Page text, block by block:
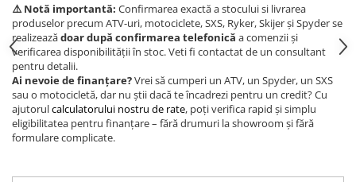
⚠️ Notă importantă: Confirmarea exactă a stocului si livrarea
produselor precum ATV-uri, motociclete, SXS, Ryker, Skijer și Spyder se
realizeazădoar după confirmarea telefonică a comenzii și
verificarea disponibilității în stoc. Veti fi contactat de un consultant
pentru detalii.
Ai nevoie de finanțare?Vrei să cumperi un ATV, un Spyder, un SXS
sau o motocicletă, dar nu știi dacă te încadrezi pentru un credit? Cu
ajutorulcalculatorului nostru de rate, poți verifica rapid și simplu
eligibilitatea pentru finanțare – fără drumuri la showroom și fără
formulare complicate.